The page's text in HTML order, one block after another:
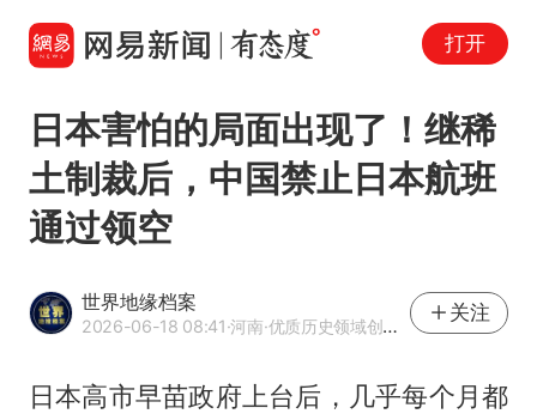
打开
日本害怕的局面出现了！继稀
土制裁后，中国禁止日本航班
通过领空
世界地缘档案
2026-06-18 08:41·河南·优质历史领域创作者
关注
日本高市早苗政府上台后，几乎每个月都